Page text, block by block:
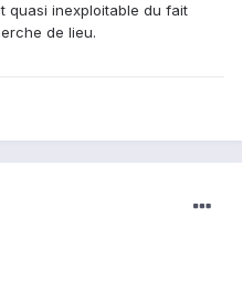
quasi inexploitable du fait
de lieu.